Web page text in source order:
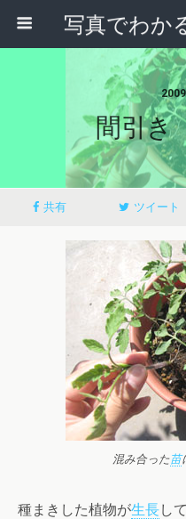
間引き
共有 ツイート
混み合った苗
種まきした植物が生長し